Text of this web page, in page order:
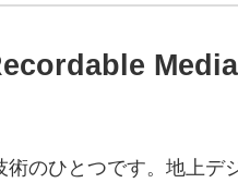
Media
のひとつです。地上デ